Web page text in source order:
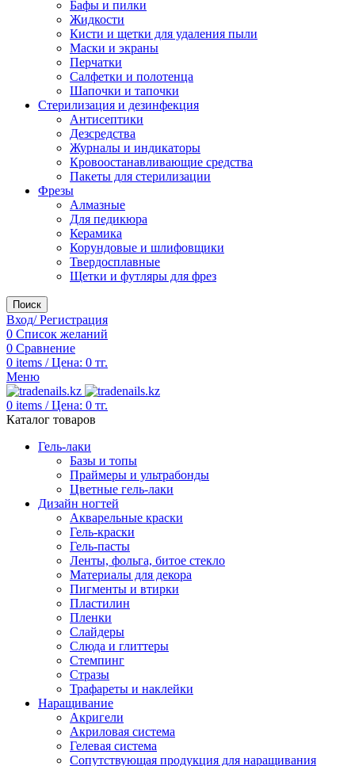
Бафы и пилки
Жидкости
Кисти и щетки для удаления пыли
Маски и экраны
Перчатки
Салфетки и полотенца
Шапочки и тапочки
Стерилизация и дезинфекция
Антисептики
Дезсредства
Журналы и индикаторы
Кровоостанавливающие средства
Пакеты для стерилизации
Фрезы
Алмазные
Для педикюра
Керамика
Корундовые и шлифовщики
Твердосплавные
Щетки и футляры для фрез
Поиск
Вход/ Регистрация
0 Список желаний
0 Сравнение
0 items / Цена: 0 тг.
Меню
0 items / Цена: 0 тг.
Каталог товаров
Гель-лаки
Базы и топы
Праймеры и ультрабонды
Цветные гель-лаки
Дизайн ногтей
Акварельные краски
Гель-краски
Гель-пасты
Ленты, фольга, битое стекло
Материалы для декора
Пигменты и втирки
Пластилин
Пленки
Слайдеры
Слюда и глиттеры
Стемпинг
Стразы
Трафареты и наклейки
Наращивание
Акригели
Акриловая система
Гелевая система
Сопутствующая продукция для наращивания